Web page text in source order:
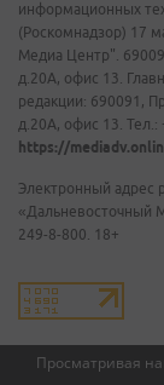
Просматривая
информационных
(Роскомнадзор) 17
Медиа Центр".
д.20А, офис 13.
редакции: 690091,
д.20А, офис 13. Тел.:
https://
Электронный адрес
«Дальневосточный
249-8-800. 18+